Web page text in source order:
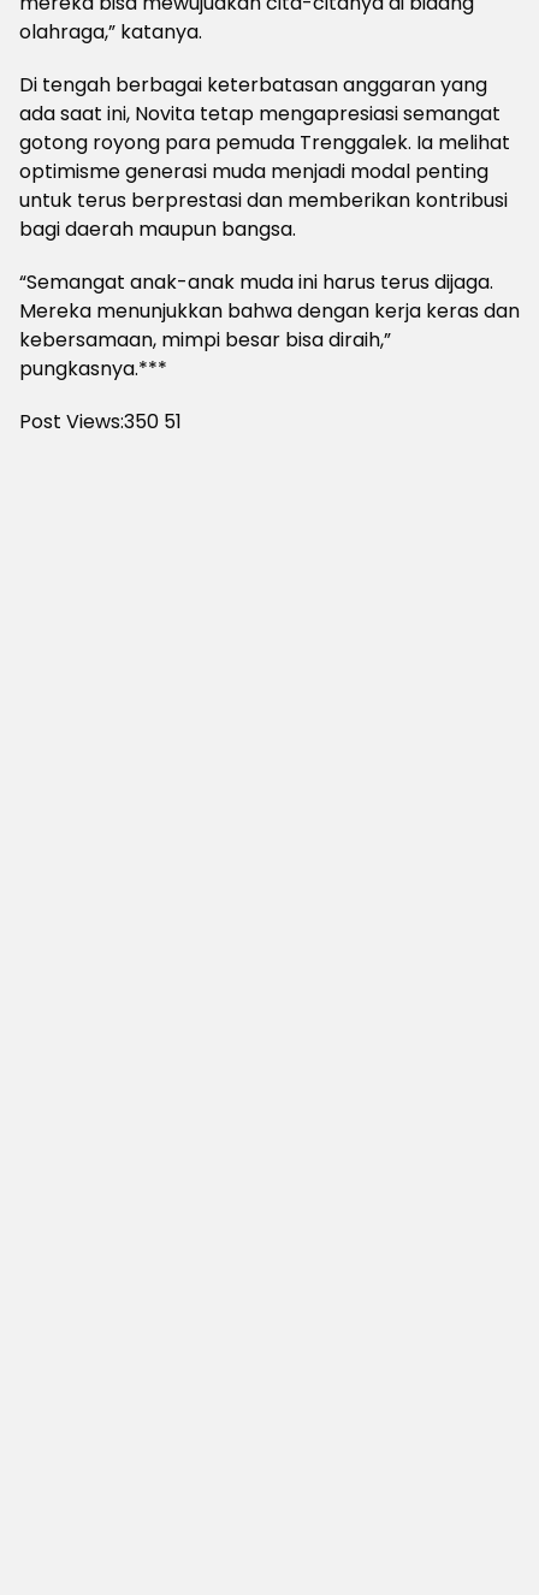
olahraga,” katanya.
Di tengah berbagai keterbatasan anggaran yang
ada saat ini, Novita tetap mengapresiasi semangat
gotong royong para pemuda Trenggalek. Ia melihat
optimisme generasi muda menjadi modal penting
untuk terus berprestasi dan memberikan kontribusi
bagi daerah maupun bangsa.
“Semangat anak-anak muda ini harus terus dijaga.
Mereka menunjukkan bahwa dengan kerja keras dan
kebersamaan, mimpi besar bisa diraih,”
pungkasnya.***
Post Views:350 51